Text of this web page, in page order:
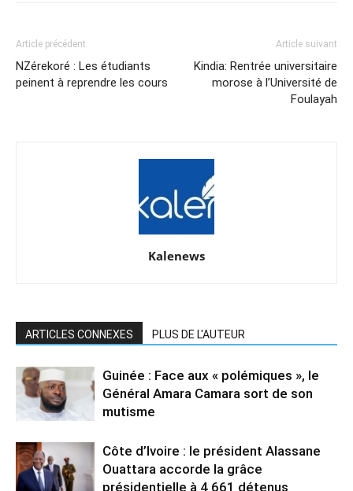
Article précédent
NZérekoré : Les étudiants
peinent à reprendre les cours
Article suivant
Kindia: Rentrée universitaire
morose à l’Université de
Foulayah
Kalenews
ARTICLES CONNEXES PLUS DE L'AUTEUR
Guinée : Face aux « polémiques », le
Général Amara Camara sort de son
mutisme
Côte d’Ivoire : le président Alassane
Ouattara accorde la grâce
présidentielle à 4 661 détenus